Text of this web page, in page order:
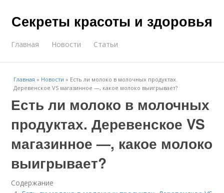
Секреты красоты и здоровья
Главная Новости Статьи
Главная » Новости » Есть ли молоко в молочных продуктах.
Деревенское VS магазинное —, какое молоко выигрывает?
Есть ли молоко в молочных
продуктах. Деревенское VS
магазинное —, какое молоко
выигрывает?
Содержание